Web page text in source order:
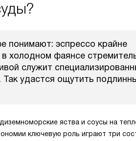
понимают: эспрессо крайне
холодном фаянсе
служит
удастся ощутить
яства и соусы на
ключевую роль играют три